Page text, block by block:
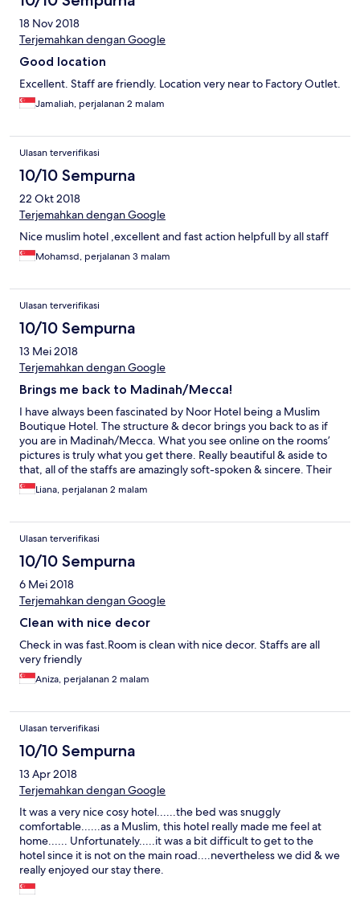
18 Nov 2018
Terjemahkan dengan Google
Good location
Excellent. Staff are friendly. Location very near to Factory Outlet.
Jamaliah, perjalanan 2 malam
Ulasan terverifikasi
10/10 Sempurna
22 Okt 2018
Terjemahkan dengan Google
Nice muslim hotel ,excellent and fast action helpfull by all staff
Mohamsd, perjalanan 3 malam
Ulasan terverifikasi
10/10 Sempurna
13 Mei 2018
Terjemahkan dengan Google
Brings me back to Madinah/Mecca!
I have always been fascinated by Noor Hotel being a Muslim
Boutique Hotel. The structure & decor brings you back to as if
you are in Madinah/Mecca. What you see online on the rooms’
pictures is truly what you get there. Really beautiful & aside to
that, all of the staffs are amazingly soft-spoken & sincere. Their
customer service is top notch. Breakfast is not much of a variety
but still sufficient. I will definitely be back! Thank you!
Liana, perjalanan 2 malam
Ulasan terverifikasi
10/10 Sempurna
6 Mei 2018
Terjemahkan dengan Google
Clean with nice decor
Check in was fast.Room is clean with nice decor. Staffs are all
very friendly
Aniza, perjalanan 2 malam
Ulasan terverifikasi
10/10 Sempurna
13 Apr 2018
Terjemahkan dengan Google
It was a very nice cosy hotel......the bed was snuggly
comfortable......as a Muslim, this hotel really made me feel at
home...... Unfortunately.....it was a bit difficult to get to the
hotel since it is not on the main road....nevertheless we did & we
really enjoyed our stay there.